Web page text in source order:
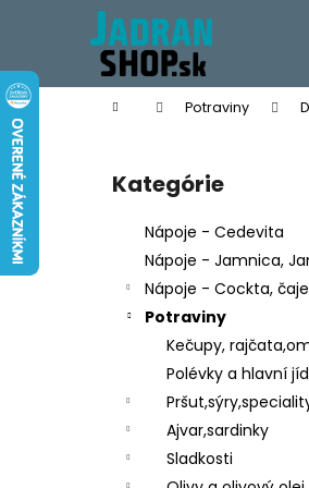
Domov Potraviny
Preskočiť
kategórie
Kategórie
Nápoje - Cedevita
Nápoje - Jamnica,
Nápoje - Cockta,
Potraviny
Kečupy,
Polévky a hlavní
Ajvar,sardinky
Sladkosti
š
í
k
Späť
do
Späť
do